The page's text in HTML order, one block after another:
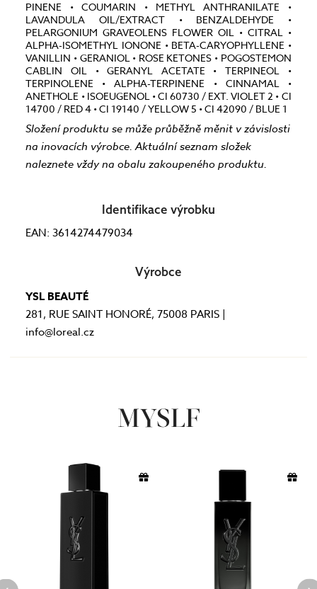
PINENE • COUMARIN • METHYL ANTHRANILATE •
LAVANDULA OIL/EXTRACT • BENZALDEHYDE •
PELARGONIUM GRAVEOLENS FLOWER OIL • CITRAL •
ALPHA-ISOMETHYL IONONE • BETA-CARYOPHYLLENE •
VANILLIN • GERANIOL • ROSE KETONES • POGOSTEMON
CABLIN OIL • GERANYL ACETATE • TERPINEOL •
TERPINOLENE • ALPHA-TERPINENE • CINNAMAL •
ANETHOLE • ISOEUGENOL • CI 60730 / EXT. VIOLET 2 • CI
14700 / RED 4 • CI 19140 / YELLOW 5 • CI 42090 / BLUE 1
Složení produktu se může průběžně měnit v závislosti
na inovacích výrobce. Aktuální seznam složek
naleznete vždy na obalu zakoupeného produktu.
Identifikace výrobku
EAN: 3614274479034
Výrobce
YSL BEAUTÉ
281, RUE SAINT HONORÉ, 75008 PARIS |
info@loreal.cz
MYSLF